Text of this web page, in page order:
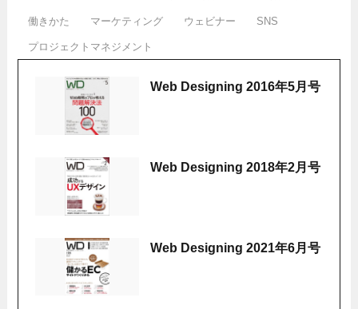
働きかた マーケティング ウェビナー SNS
プロジェクトマネジメント
Web Designing 2016年5月号
Web Designing 2018年2月号
Web Designing 2021年6月号